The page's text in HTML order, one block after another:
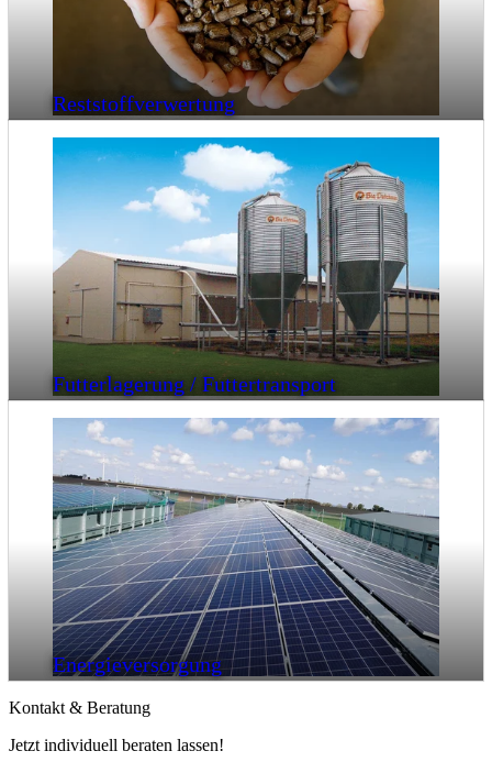
Reststoffverwertung
Futterlagerung / Futtertransport
Energieversorgung
Kontakt & Beratung
Jetzt individuell beraten lassen!